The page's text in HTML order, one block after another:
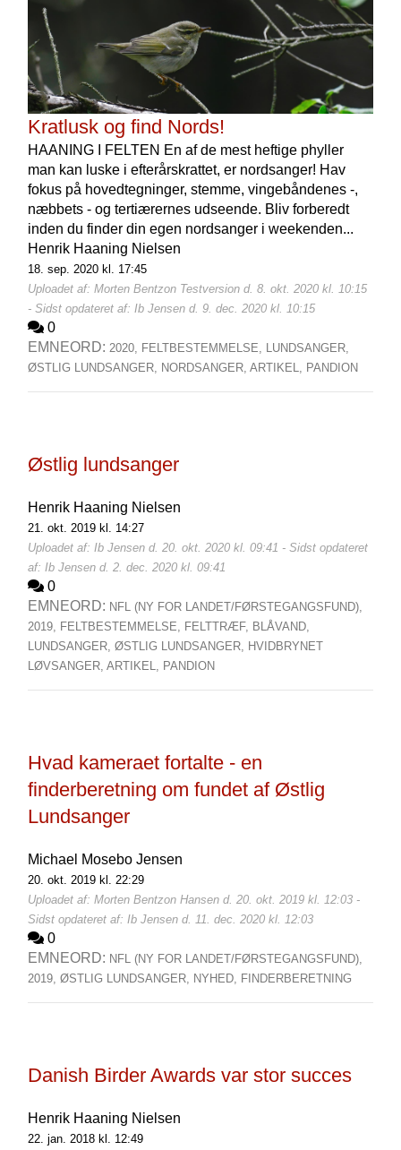
Kratlusk og find Nords!
HAANING I FELTEN En af de mest heftige phyller
man kan luske i efterårskrattet, er nordsanger! Hav
fokus på hovedtegninger, stemme, vingebåndenes -,
næbbets - og tertiærernes udseende. Bliv forberedt
inden du finder din egen nordsanger i weekenden...
Henrik Haaning Nielsen
18. sep. 2020 kl. 17:45
Uploadet af: Morten Bentzon Testversion d. 8. okt. 2020 kl. 10:15
- Sidst opdateret af: Ib Jensen d. 9. dec. 2020 kl. 10:15
0
EMNEORD: 2020, FELTBESTEMMELSE,
LUNDSANGER,
ØSTLIG LUNDSANGER,
NORDSANGER, ARTIKEL, PANDION
Østlig lundsanger
Henrik Haaning Nielsen
21. okt. 2019 kl. 14:27
Uploadet af: Ib Jensen d. 20. okt. 2020 kl. 09:41 - Sidst opdateret
af: Ib Jensen d. 2. dec. 2020 kl. 09:41
0
EMNEORD: NFL (NY FOR LANDET/FØRSTEGANGSFUND),
2019,
FELTBESTEMMELSE, FELTTRÆF, BLÅVAND,
LUNDSANGER, ØSTLIG LUNDSANGER,
HVIDBRYNET
LØVSANGER, ARTIKEL, PANDION
Hvad kameraet fortalte - en
finderberetning om fundet af Østlig
Lundsanger
Michael Mosebo Jensen
20. okt. 2019 kl. 22:29
Uploadet af: Morten Bentzon Hansen d. 20. okt. 2019 kl. 12:03 -
Sidst opdateret af: Ib Jensen d. 11. dec. 2020 kl. 12:03
0
EMNEORD: NFL (NY FOR LANDET/FØRSTEGANGSFUND),
2019, ØSTLIG LUNDSANGER, NYHED, FINDERBERETNING
Danish Birder Awards var stor succes
Henrik Haaning Nielsen
22. jan. 2018 kl. 12:49